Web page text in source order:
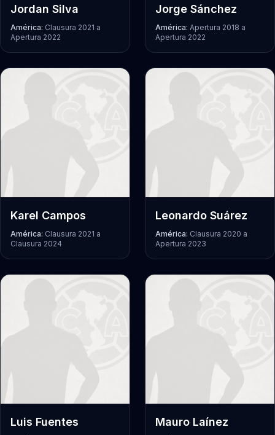
Jordan Silva
América: Clausura 2021 a
Apertura 2022
Jorge Sánchez
América: Apertura 2018 a
Apertura 2022
Karel Campos
América: Clausura 2021 a
Clausura 2024
Leonardo Suárez
América: Clausura 2020 a
Apertura 2023
Luis Fuentes Mauro Laínez